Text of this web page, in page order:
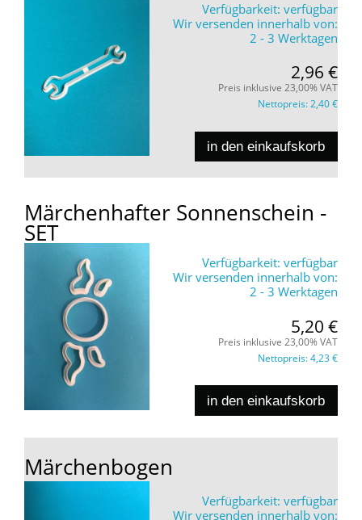
Verfügbarkeit: verfügbar
Wir versenden innerhalb von:
2 - 3 Werktagen
2,96 €
Preis inklusive 23,00% VAT
Nettopreis:2,40 €
in den einkaufskorb
Märchenhafter Sonnenschein -
SET
Verfügbarkeit: verfügbar
Wir versenden innerhalb von:
2 - 3 Werktagen
5,20 €
Preis inklusive 23,00% VAT
Nettopreis:4,23 €
in den einkaufskorb
Märchenbogen
Verfügbarkeit: verfügbar
Wir versenden innerhalb von: